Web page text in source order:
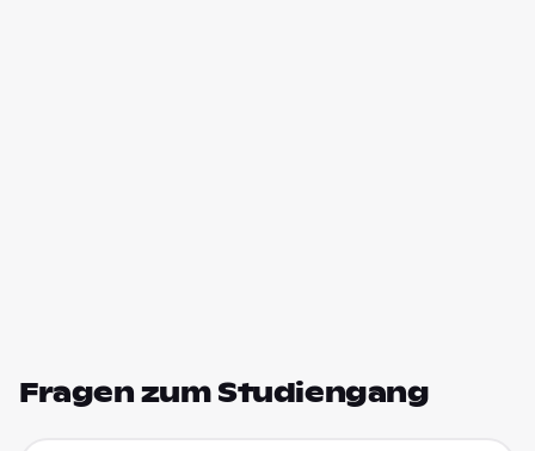
Fragen zum Studiengang